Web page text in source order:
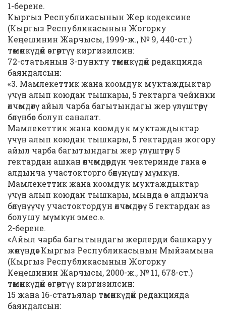
1-берене.
Кыргыз Республикасынын Жер кодексине
(Кыргыз Республикасынын Жогорку
Кеңешинин Жарчысы, 1999-ж., № 9, 440-ст.)
төмөнкүдөй өзгөртүү киргизилсин:
72-статьянын 3-пункту төмөнкүдөй редакцияда
баяндалсын:
«3. Мамлекеттик жана коомдук муктаждыктар
үчүн алып коюдан тышкары, 5 гектарга чейинки
өлчөмдөгү айыл чарба багытындагы жер үлүштөрү
бөлүнбөс болуп саналат.
Мамлекеттик жана коомдук муктаждыктар
үчүн алып коюдан тышкары, 5 гектардан жогору
айыл чарба багытындагы жер үлүштөрү 5
гектардан ашкан өлчөмдөрдүн чектеринде гана өз
алдынча участокторго бөлүнүшү мүмкүн.
Мамлекеттик жана коомдук муктаждыктар
үчүн алып коюдан тышкары, мында өз алдынча
бөлүнүүчү участоктордун өлчөмдөрү 5 гектардан аз
болушу мүмкүн эмес.».
2-берене.
«Айыл чарба багытындагы жерлерди башкаруу
жөнүндө» Кыргыз Республикасынын Мыйзамына
(Кыргыз Республикасынын Жогорку
Кеңешинин Жарчысы, 2000-ж., № 11, 678-ст.)
төмөнкүдөй өзгөртүү киргизилсин:
15 жана 16-статьялар төмөнкүдөй редакцияда
баяндалсын: